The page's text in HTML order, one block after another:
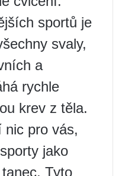
sportů je
svaly,
a
rychle
krev z těla.
nic pro vás,
jako
Tyto